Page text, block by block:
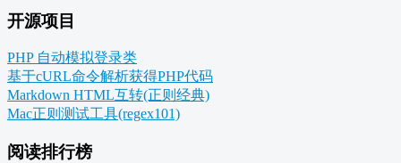
开源项目
PHP 自动模拟登录类
基于cURL命令解析获得PHP代码
Markdown HTML互转(正则经典)
Mac正则测试工具(regex101)
阅读排行榜